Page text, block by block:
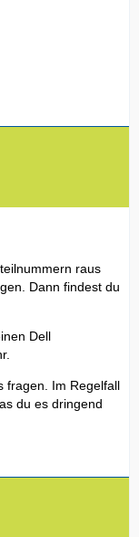
raus
Dann findest du
Dell
fragen. Im Regelfall
du es dringend